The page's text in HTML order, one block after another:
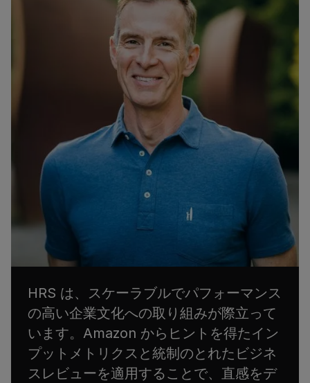
HRS は、スケーラブルでパフォーマンス
の高い企業文化への取り組みが際立って
います。Amazon からヒントを得たイン
プットメトリクスと統制のとれたビジネ
スレビューを適用することで、直感をデ